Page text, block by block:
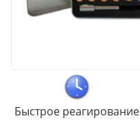
Быстрое реагирование